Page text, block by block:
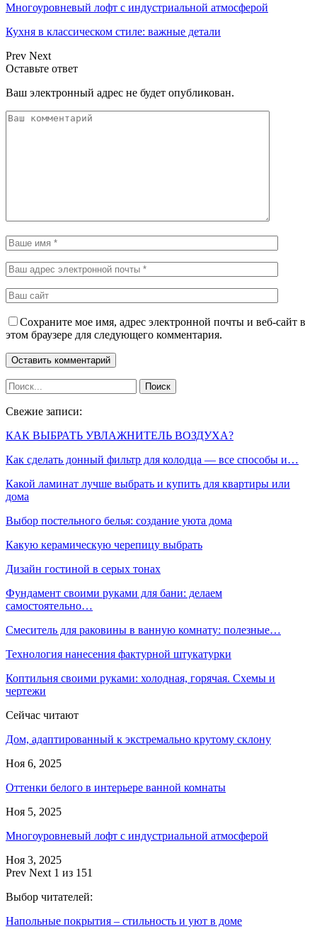
Многоуровневый лофт с индустриальной атмосферой
Кухня в классическом стиле: важные детали
Prev Next
Оставьте ответ
Ваш электронный адрес не будет опубликован.
Сохраните мое имя, адрес электронной почты и веб-сайт в
этом браузере для следующего комментария.
Свежие записи:
КАК ВЫБРАТЬ УВЛАЖНИТЕЛЬ ВОЗДУХА?
Как сделать донный фильтр для колодца — все способы и…
Какой ламинат лучше выбрать и купить для квартиры или
дома
Выбор постельного белья: создание уюта дома
Какую керамическую черепицу выбрать
Дизайн гостиной в серых тонах
Фундамент своими руками для бани: делаем
самостоятельно…
Смеситель для раковины в ванную комнату: полезные…
Технология нанесения фактурной штукатурки
Коптильня своими руками: холодная, горячая. Схемы и
чертежи
Сейчас читают
Дом, адаптированный к экстремально крутому склону
Ноя 6, 2025
Оттенки белого в интерьере ванной комнаты
Ноя 5, 2025
Многоуровневый лофт с индустриальной атмосферой
Ноя 3, 2025
Prev Next 1 из 151
Выбор читателей:
Напольные покрытия – стильность и уют в доме